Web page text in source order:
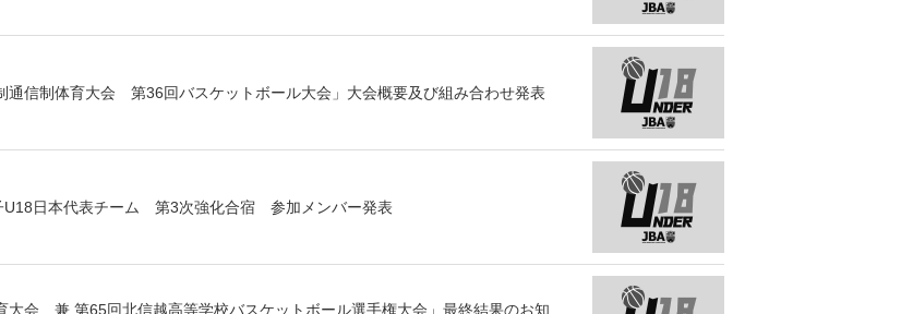
通信制体育大会 第36回バスケットボール大会」大会概要及び組み合わせ発表
U18日本代表チーム 第3次強化合宿 参加メンバー発表
大会 兼 第65回北信越高等学校バスケットボール選手権大会」最終結果のお知